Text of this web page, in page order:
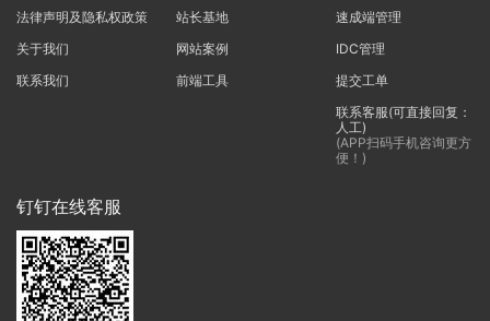
法律声明及隐私权政策
关于我们
联系我们
站长基地
网站案例
前端工具
速成端管理
IDC管理
提交工单
联系客服(可直接回复：
人工)
(APP扫码手机咨询更方
便！)
钉钉在线客服